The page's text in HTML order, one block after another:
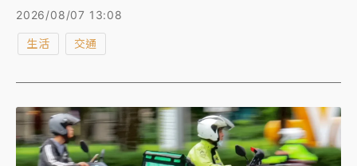
數，並自8月10日(下週一)上午9時起開放訂位。
2026/08/07 13:08
生活 交通